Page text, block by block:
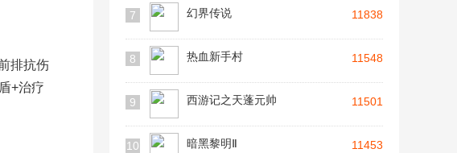
排抗伤
+治疗
7 幻界传说 11838
8 热血新手村 11548
9 西游记之天蓬元帅 11501
10 暗黑黎明Ⅱ 11453